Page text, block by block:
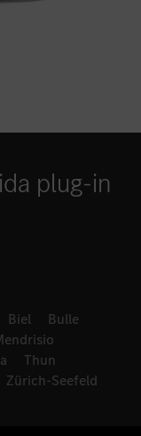
plug-in
Biel
Bulle
Thun
Zürich-Seefeld